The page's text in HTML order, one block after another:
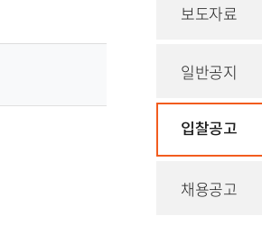
보도자료
일반공지
입찰공고
채용공고